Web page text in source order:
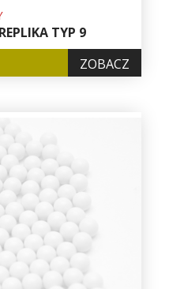
TYP 9
ZOBACZ